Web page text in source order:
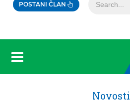
POSTANI ČLAN
Novosti